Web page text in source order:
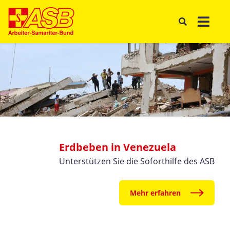
Erdbeben in Venezuela
Unterstützen Sie die Soforthilfe des ASB
Mehr erfahren